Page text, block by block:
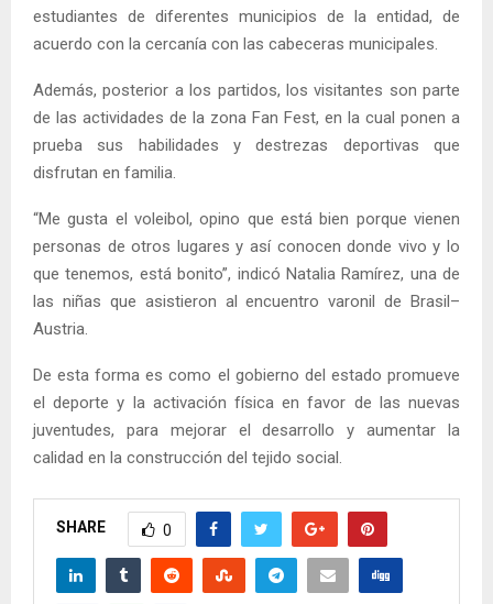
estudiantes de diferentes municipios de la entidad, de
acuerdo con la cercanía con las cabeceras municipales.
Además, posterior a los partidos, los visitantes son parte
de las actividades de la zona Fan Fest, en la cual ponen a
prueba sus habilidades y destrezas deportivas que
disfrutan en familia.
“Me gusta el voleibol, opino que está bien porque vienen
personas de otros lugares y así conocen donde vivo y lo
que tenemos, está bonito”, indicó Natalia Ramírez, una de
las niñas que asistieron al encuentro varonil de Brasil–
Austria.
De esta forma es como el gobierno del estado promueve
el deporte y la activación física en favor de las nuevas
juventudes, para mejorar el desarrollo y aumentar la
calidad en la construcción del tejido social.
SHARE 0